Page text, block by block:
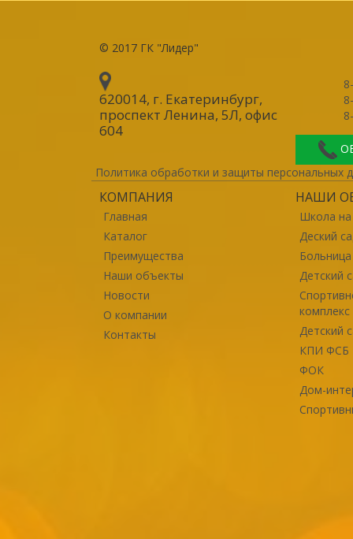
© 2017 ГК "Лидер"
620014, г. Екатеринбург,
проспект Ленина, 5Л, офис
604
Политика обработки и защиты персональных
КОМПАНИЯ
Главная
Каталог
Преимущества
Наши объекты
Новости
О компании
Контакты
НАШИ
Школа
Деский
Больница
Детский
Детский
КПИ ФСБ
ФОК
Дом-